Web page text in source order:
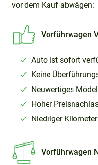
vor dem Kauf abwägen:
Vorführwagen
Auto ist sofort
Keine
Neuwertiges
Hoher
Niedriger
Vorführwagen